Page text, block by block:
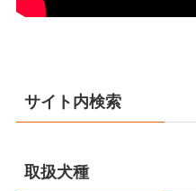
サイト内検索
取扱犬種